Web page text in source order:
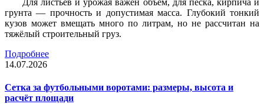
Для листьев и урожая важен объём, для песка, кирпича и
грунта — прочность и допустимая масса. Глубокий тонкий
кузов может вмещать много по литрам, но не рассчитан на
тяжёлый строительный груз.
Подробнее
14.07.2026
Сетка за футбольными воротами: размеры, высота и
расчёт площади